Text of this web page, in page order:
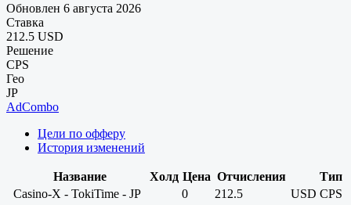
Обновлен 6 августа 2026
Ставка
212.5 USD
Решение
CPS
Гео
JP
AdCombo
Цели по офферу
История изменений
Название Холд Цена Отчисления
Тип
Casino-X - TokiTime - JP
0 212.5 USD CPS